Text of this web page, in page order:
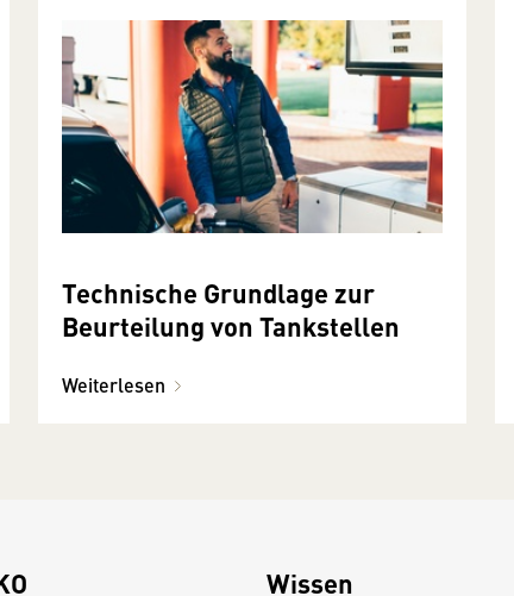
Technische Grundlage zur
Beurteilung von Tankstellen
Weiterlesen
Wissen